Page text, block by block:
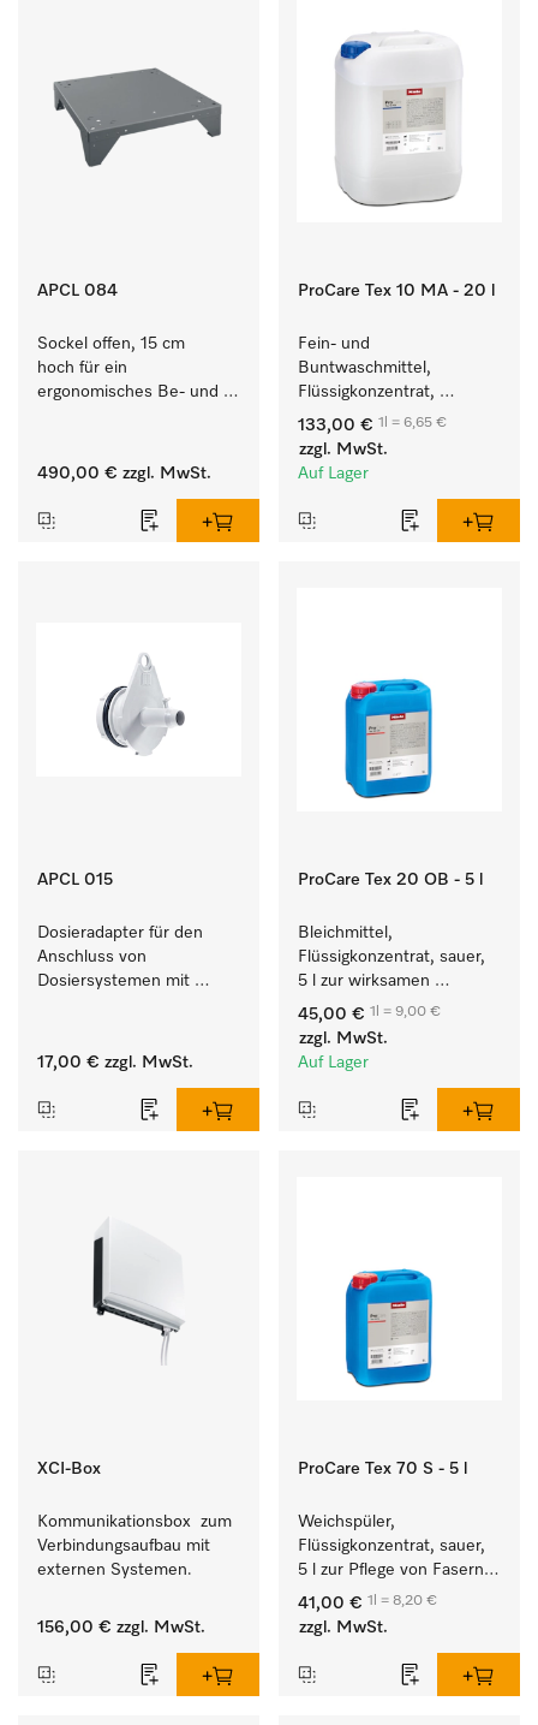
APCL 084
Sockel offen, 15 cm
hoch für ein
ergonomisches Be- und
Trockner.
490,00 € zzgl. MwSt.
ProCare Tex 10 MA - 20 l
Fein- und
Buntwaschmittel,
Flüssigkonzentrat,
mildalkalisch, 20 l zur
Reinigung von
Buntwäsche und
133,00 € 1l = 6,65 €
zzgl. MwSt.
Auf Lager
APCL 015
Dosieradapter für den
Anschluss von
Dosiersystemen mit
17,00 € zzgl. MwSt.
ProCare Tex 20 OB - 5 l
Bleichmittel,
Flüssigkonzentrat, sauer,
5 l zur wirksamen
Entfernung von
hartnäckigen Flecken.
45,00 € 1l = 9,00 €
zzgl. MwSt.
Auf Lager
XCI-Box
Kommunikationsbox  zum
Verbindungsaufbau mit
externen Systemen.
156,00 € zzgl. MwSt.
ProCare Tex 70 S - 5 l
Weichspüler,
Flüssigkonzentrat, sauer,
5 l zur Pflege von Fasern
für eine langfristige
Geschmeidigkeit der
41,00 € 1l = 8,20 €
zzgl. MwSt.